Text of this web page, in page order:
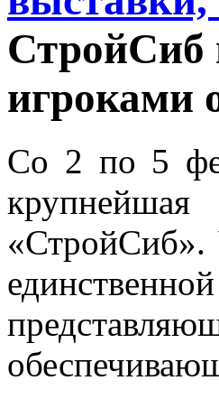
СтройСиб
игроками
Со 2 по 5
«СтройСиб».